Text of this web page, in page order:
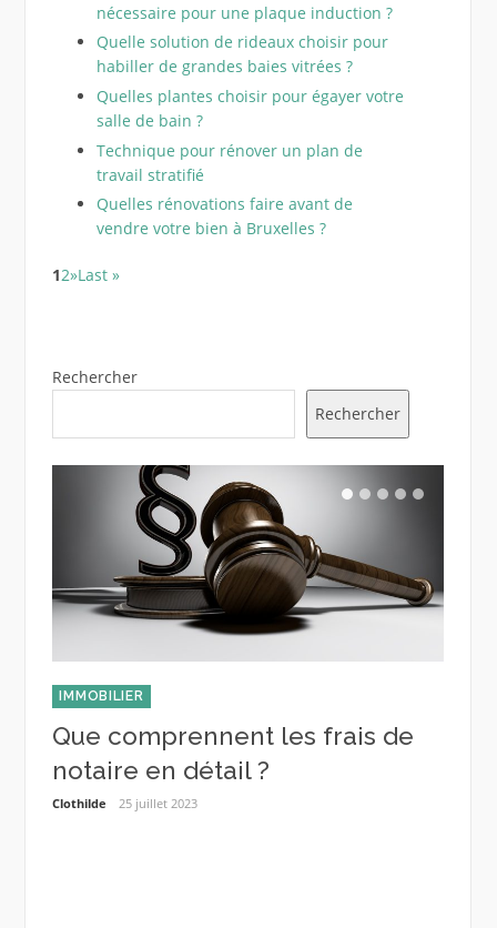
nécessaire pour une plaque induction ?
Quelle solution de rideaux choisir pour
habiller de grandes baies vitrées ?
Quelles plantes choisir pour égayer votre
salle de bain ?
Technique pour rénover un plan de
travail stratifié
Quelles rénovations faire avant de
vendre votre bien à Bruxelles ?
12»Last »
Rechercher
Rechercher
IMMOBILIER
Que comprennent les frais de
notaire en détail ?
Clothilde 25 juillet 2023